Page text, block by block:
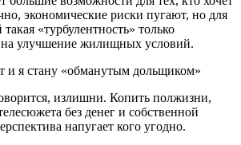
экономические риски пугают, но для
«турбулентность» только
улучшение жилищных условий.
и я стану «обманутым дольщиком»
излишни. Копить полжизни,
без денег и собственной
напугает кого угодно.